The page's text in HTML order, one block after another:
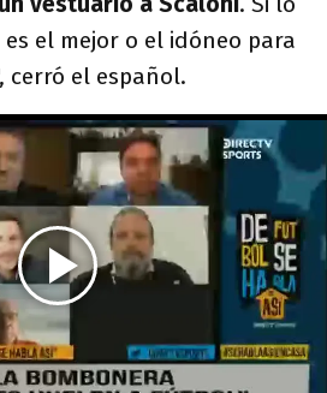
el mejor o el idóneo para
cerró el español.